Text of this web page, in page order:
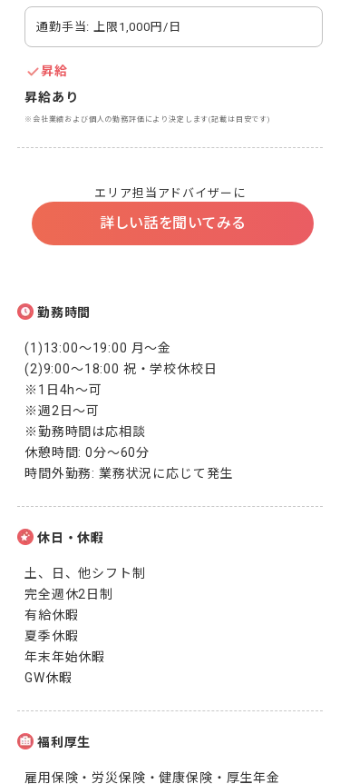
通勤手当: 上限1,000円/日
昇給
昇給あり
※会社業績および個人の勤務評価により決定します(記載は目安です)
エリア担当アドバイザーに
詳しい話を聞いてみる
勤務時間
(1)13:00～19:00 月～金
(2)9:00～18:00 祝・学校休校日
※1日4h～可
※週2日～可
※勤務時間は応相談
休憩時間: 0分〜60分
時間外勤務: 業務状況に応じて発生
休日・休暇
土、日、他シフト制
完全週休2日制
有給休暇
夏季休暇
年末年始休暇
GW休暇
福利厚生
雇用保険・労災保険・健康保険・厚生年金